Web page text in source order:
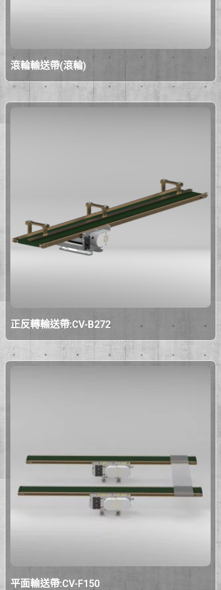
滾輪輸送帶(滾輪)
正反轉輸送帶:CV-B272
平面輸送帶:CV-F150